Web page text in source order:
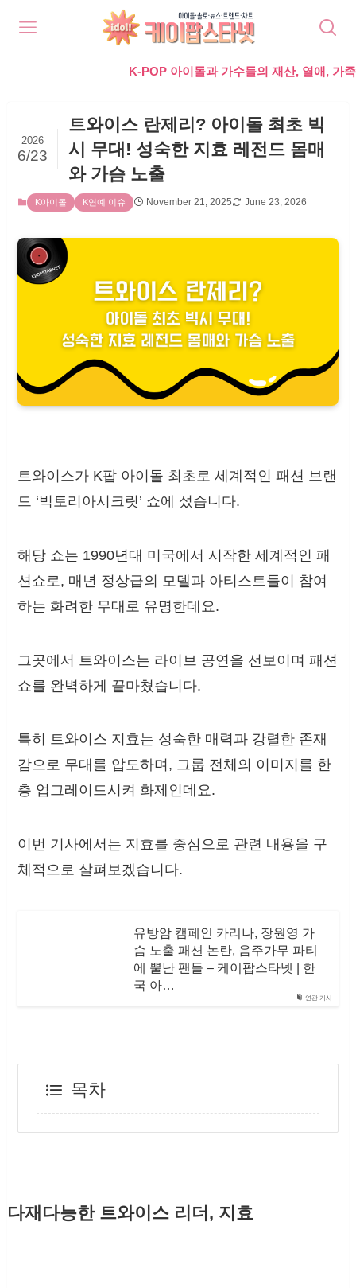
K-POP 아이돌과 가수들의 재산, 열애, 가족, 라이프,
트와이스 란제리? 아이돌 최초 빅
시 무대! 성숙한 지효 레전드 몸매
와 가슴 노출
2026
6/23
K아이돌 K연예 이슈 November 21, 2025 June 23, 2026
트와이스가 K팝 아이돌 최초로 세계적인 패션 브랜
드 ‘빅토리아시크릿’ 쇼에 섰습니다.
해당 쇼는 1990년대 미국에서 시작한 세계적인 패
션쇼로, 매년 정상급의 모델과 아티스트들이 참여
하는 화려한 무대로 유명한데요.
그곳에서 트와이스는 라이브 공연을 선보이며 패션
쇼를 완벽하게 끝마쳤습니다.
특히 트와이스 지효는 성숙한 매력과 강렬한 존재
감으로 무대를 압도하며, 그룹 전체의 이미지를 한
층 업그레이드시켜 화제인데요.
이번 기사에서는 지효를 중심으로 관련 내용을 구
체적으로 살펴보겠습니다.
연관 기사
유방암 캠페인 카리나, 장원영 가
슴 노출 패션 논란, 음주가무 파티
에 뿔난 팬들 – 케이팝스타넷 | 한
국 아…
목차
다재다능한 트와이스 리더, 지효